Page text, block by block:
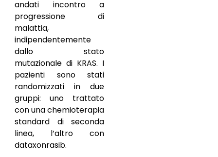
andati incontro a
progressione di
malattia,
indipendentemente
dallo stato
mutazionale di KRAS. I
pazienti sono stati
randomizzati in due
gruppi: uno trattato
con una chemioterapia
standard di seconda
linea, l’altro con
dataxonrasib.